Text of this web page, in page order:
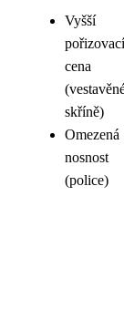
Vyšší
pořizovací
cena
skříně)
Omezená
nosnost
(police)